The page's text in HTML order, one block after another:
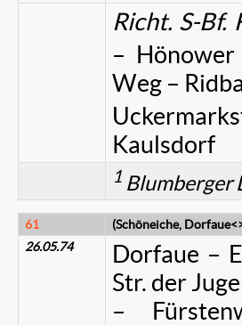
Richt. S-Bf.
– Hönower
Weg –
Kaulsdorf
1 Blumberger
61
(Schöneiche,
26.05.74
Dorfaue –
Str. der
–